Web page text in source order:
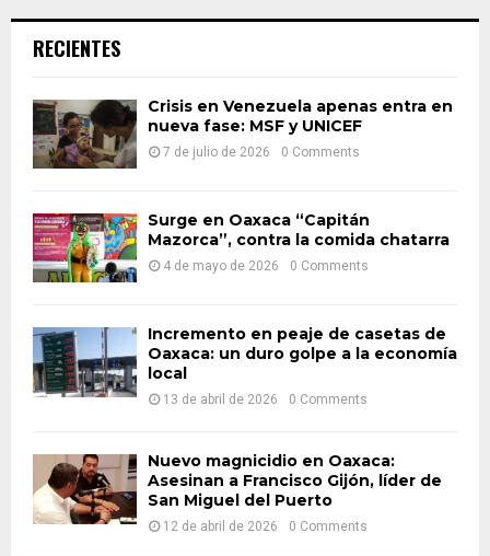
h
o
:
RECIENTES
Crisis en Venezuela apenas entra en
nueva fase: MSF y UNICEF
7 de julio de 2026 0 Comments
Surge en Oaxaca “Capitán
Mazorca”, contra la comida chatarra
4 de mayo de 2026 0 Comments
Incremento en peaje de casetas de
Oaxaca: un duro golpe a la economía
local
13 de abril de 2026 0 Comments
Nuevo magnicidio en Oaxaca:
Asesinan a Francisco Gijón, líder de
San Miguel del Puerto
12 de abril de 2026 0 Comments